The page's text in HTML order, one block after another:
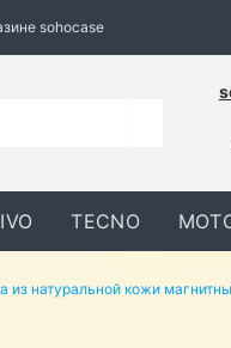
sohocase
TECNO
из натуральной кожи